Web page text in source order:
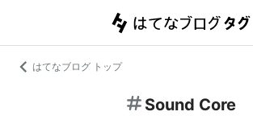
はてなブログ トップ
Sound Core